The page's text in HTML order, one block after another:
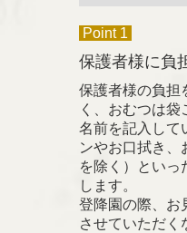
Point 1
保護者様に負
保護者様の負担
く、おむつは
名前を記入して
ンやお口拭き、
を除く）といっ
します。
登降園の際、お
させていただく